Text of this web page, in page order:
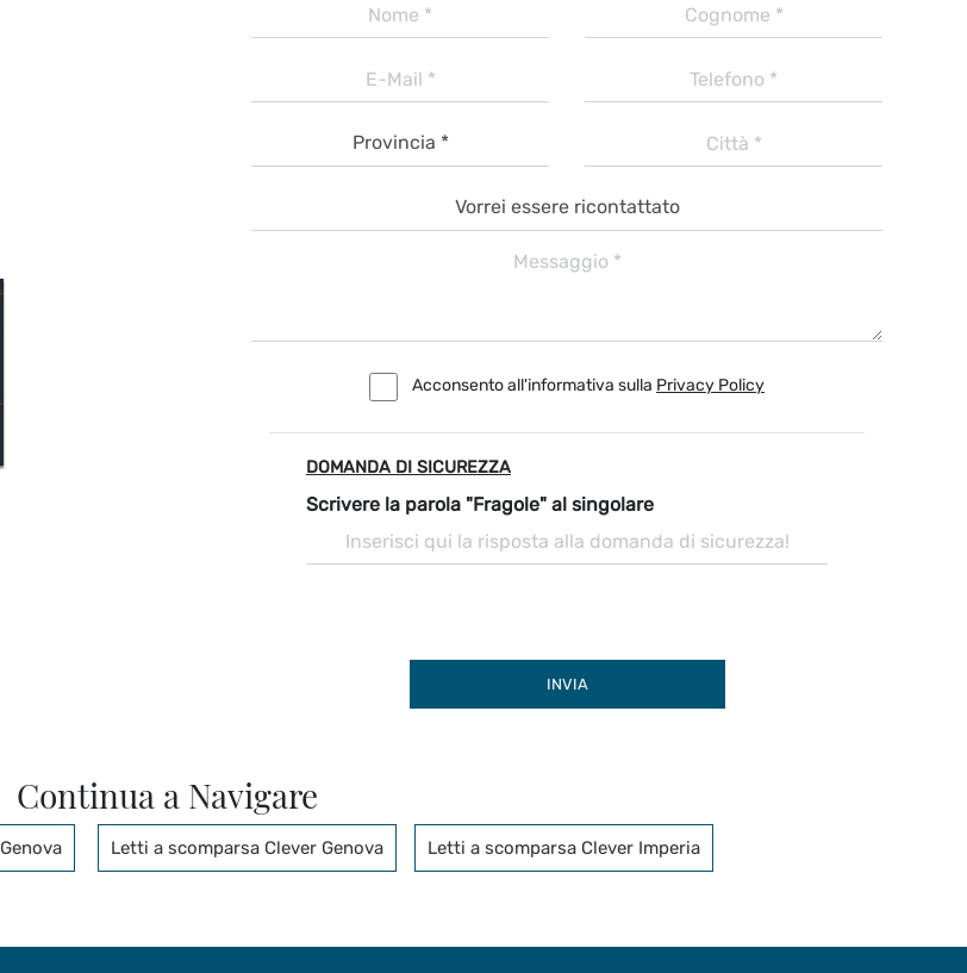
Acconsento all'informativa sulla Privacy Policy
DOMANDA DI SICUREZZA
Scrivere la parola "Fragole" al singolare
INVIA
Continua a Navigare
Genova Letti a scomparsa Clever Genova Letti a scomparsa Clever Imperia